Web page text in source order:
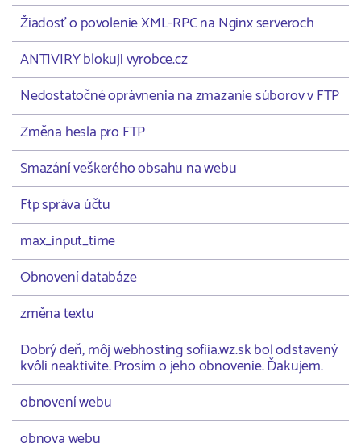
Žiadosť o povolenie XML-RPC na Nginx serveroch
ANTIVIRY blokuji vyrobce.cz
Nedostatočné oprávnenia na zmazanie súborov v FTP
Změna hesla pro FTP
Smazání veškerého obsahu na webu
Ftp správa účtu
max_input_time
Obnovení databáze
změna textu
Dobrý deň, môj webhosting sofiia.wz.sk bol odstavený
kvôli neaktivite. Prosím o jeho obnovenie. Ďakujem.
obnovení webu